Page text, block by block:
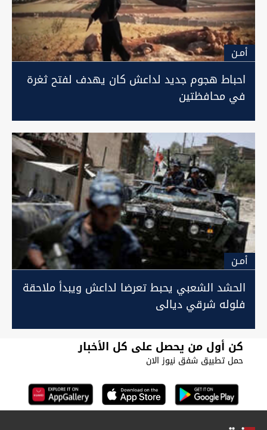
أمـن
احباط هجوم جديد لداعش كان يهدف لفتح ثغرة
في محافظتين
أمـن
الحشد الشعبي يحبط تعرضا لداعش ويبدأ ملاحقة
فلوله شرقي ديالى
كن أول من يحصل على كل الأخبار
حمل تطبيق شفق نيوز الان